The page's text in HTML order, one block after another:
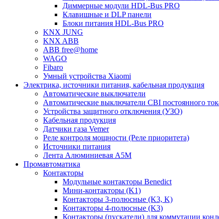
Диммерные модули HDL-Bus PRO
Клавишные и DLP панели
Блоки питания HDL-Bus PRO
KNX JUNG
KNX ABB
ABB free@home
WAGO
Fibaro
Умный устройства Xiaomi
Электрика, источники питания, кабельная продукция
Автоматические выключатели
Автоматические выключатели CBI постоянного
Устройства защитного отключения (УЗО)
Кабельная продукция
Датчики газа Vemer
Реле контроля мощности (Реле приоритета)
Источники питания
Лента Алюминиевая А5М
Промавтоматика
Контакторы
Модульные контакторы Benedict
Мини-контакторы (K1)
Контакторы 3-полюсные (K3, K)
Контакторы 4-полюсные (K3)
Контакторы (пускатели) для коммутации